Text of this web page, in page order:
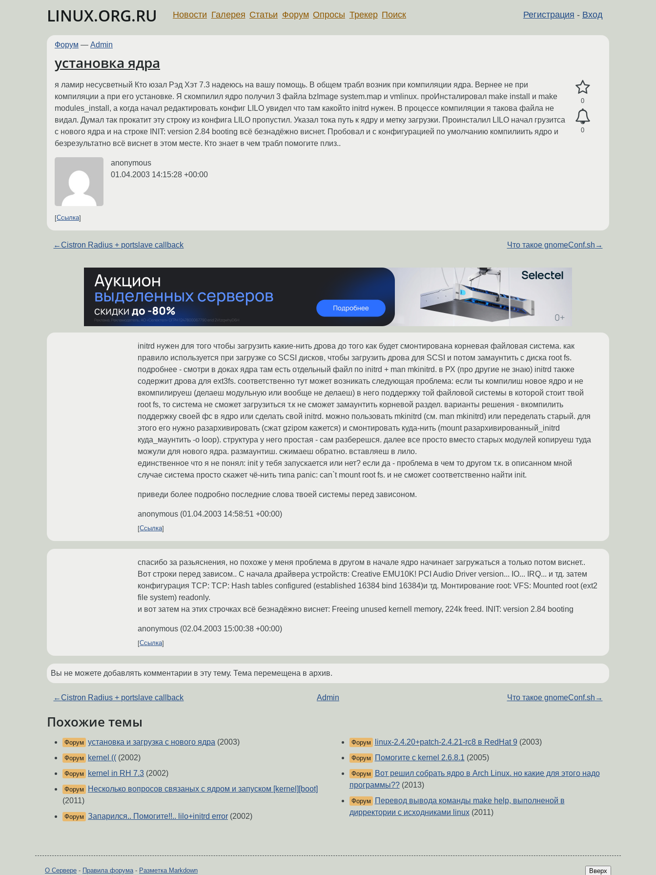
LINUX.ORG.RU Регистрация - Вход
Новости Галерея Статьи Форум Опросы Трекер Поиск
Форум — Admin
установка ядра
0
0
я ламир несусветный Кто юзал Рэд Хэт 7.3 надеюсь на вашу помощь. В общем трабл возник при компиляции ядра. Вернее не при
компиляции а при его установке. Я скомпилил ядро получил 3 файла bzImage system.map и vmlinux. проИнсталировал make install и make
modules_install, а когда начал редактировать конфиг LILO увидел что там какойто initrd нужен. В процессе компиляции я такова файла не
видал. Думал так прокатит эту строку из конфига LILO пропустил. Указал тока путь к ядру и метку загрузки. Проинсталил LILO начал грузитса
с нового ядра и на строке INIT: version 2.84 booting всё безнадёжно виснет. Пробовал и с конфигурацией по умолчанию компилиить ядро и
безрезультатно всё виснет в этом месте. Кто знает в чем трабл помогите плиз..
anonymous
01.04.2003 14:15:28 +00:00
Ссылка
←Cistron Radius + portslave callback Что такое gnomeConf.sh →
initrd нужен для того чтобы загрузить какие-нить дрова до того как будет смонтирована корневая файловая система. как
правило используется при загрузке со SCSI дисков, чтобы загрузить дрова для SCSI и потом замаунтить с диска root fs.
подробнее - смотри в доках ядра там есть отдельный файл по initrd + man mkinitrd. в РХ (про другие не знаю) initrd также
содержит дрова для ext3fs. соответственно тут может возникать следующая проблема: если ты компилиш новое ядро и не
вкомпилируеш (делаеш модульную или вообще не делаеш) в него поддержку той файловой системы в которой стоит твой
root fs, то система не сможет загрузиться т.к не сможет замаунтить корневой раздел. варианты решения - вкомпилить
поддержку своей фс в ядро или сделать свой initrd. можно пользовать mkinitrd (см. man mkinitrd) или переделать старый. для
этого его нужно разархивировать (сжат gzipом кажется) и смонтировать куда-нить (mount разархивированный_initrd
куда_маунтить -o loop). структура у него простая - сам разберешся. далее все просто вместо старых модулей копируеш туда
можули для нового ядра. размаунтиш. сжимаеш обратно. вставляеш в лило.
единственное что я не понял: init у тебя запускается или нет? если да - проблема в чем то другом т.к. в описанном мной
случае система просто скажет чё-нить типа panic: can`t mount root fs. и не сможет соответственно найти init.
приведи более подробно последние слова твоей системы перед зависоном.
anonymous (01.04.2003 14:58:51 +00:00)
Ссылка
спасибо за разьяснения, но похоже у меня проблема в другом в начале ядро начинает загружаться а только потом виснет..
Вот строки перед зависом.. С начала драйвера устройств: Creative EMU10K! PCI Audio Driver version... IO... IRQ... и тд. затем
конфигурация TCP: TCP: Hash tables configured (established 16384 bind 16384)и тд. Монтирование root: VFS: Mounted root (ext2
file system) readonly.
и вот затем на этих строчках всё безнадёжно виснет: Freeing unused kernell memory, 224k freed. INIT: version 2.84 booting
anonymous (02.04.2003 15:00:38 +00:00)
Ссылка
Вы не можете добавлять комментарии в эту тему. Тема перемещена в архив.
←Cistron Radius + portslave callback Admin Что такое gnomeConf.sh →
Похожие темы
Форум установка и загрузка с нового ядра (2003)
Форум kernel (( (2002)
Форум kernel in RH 7.3 (2002)
Форум
Несколько вопросов связаных с ядром и запуском [kernel][boot]
(2011)
Форум Запарился.. Помогите!!.. lilo+initrd error (2002)
Форум linux-2.4.20+patch-2.4.21-rc8 в RedHat 9 (2003)
Форум Помогите с kernel 2.6.8.1 (2005)
Форум
Вот решил собрать ядро в Arch Linux. но какие для этого надо
программы??(2013)
Форум
Перевод вывода команды make help, выполненой в
дирректории с исходниками linux(2011)
Вверх
О Сервере - Правила форума- Разметка Markdown